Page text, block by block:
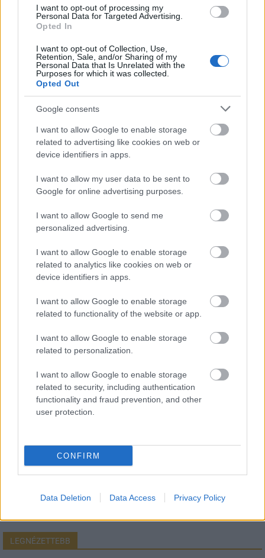
I want to opt-out of processing my
Personal Data for Targeted Advertising.
Opted In
I want to opt-out of Collection, Use,
Retention, Sale, and/or Sharing of my
Personal Data that Is Unrelated with the
Purposes for which it was collected.
Opted Out
Google consents
I want to allow Google to enable storage
related to advertising like cookies on web or
device identifiers in apps.
I want to allow my user data to be sent to
Google for online advertising purposes.
I want to allow Google to send me
personalized advertising.
I want to allow Google to enable storage
related to analytics like cookies on web or
device identifiers in apps.
I want to allow Google to enable storage
related to functionality of the website or app.
I want to allow Google to enable storage
related to personalization.
I want to allow Google to enable storage
related to security, including authentication
functionality and fraud prevention, and other
user protection.
CONFIRM
Data Deletion Data Access Privacy Policy
műemlékek, köztük a különleges Műromok, valamint a közeli
Várkanyarban álló Nepomuki Szent János híd és szobor is.
M1 bővítés: már zajlik a teljesen új
Bicske Kelet csomópont építése
csomópont épül Angyalföldön
Másfélszeresére bővítik
Hódmezővásárhely jó hírű református
Látványos építési szakasz indult be a
Flórián téri felüljárón
HÍRLEVÉL
E-mail cím
Feliratkozom a hírlevélre és elfogadom az
szabályzatot!
LEGNÉZETTEBB